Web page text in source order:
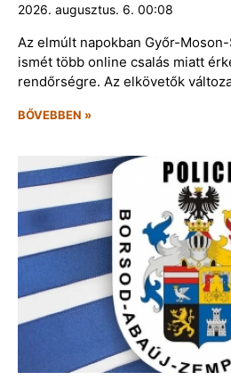
2026. augusztus. 6. 00:08
Az elmúlt napokban Győr-
ismét több online csalás miatt
rendőrségre. Az elkövetők
BŐVEBBEN »